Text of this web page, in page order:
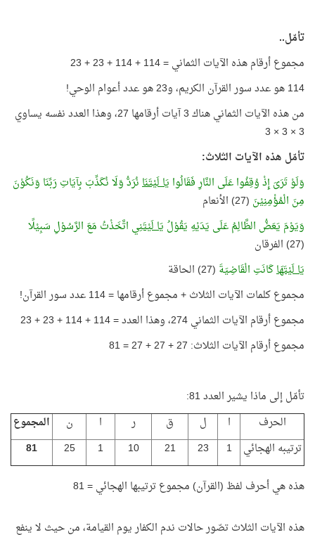
تأمّل..
مجموع أرقام هذه الآيات الثماني = 114 + 114 + 23 + 23
114 هو عدد سور القرآن الكريم، و23 هو عدد أعوام الوحي!
من هذه الآيات الثماني هناك 3 آيات أرقامها 27، وهذا العدد نفسه يساوي
3 × 3 × 3
تأمّل هذه الآيات الثلاث:
وَلَوْ تَرَىَ إِذْ وُقِفُوا عَلَى النَّارِ فَقَالُوا يَا لَيْتَنَانُرَدُّ وَلَا نُكَذِّبَ بِآيَاتِ رَبِّنَا وَنَكُوْنَ
مِنَ الْمُؤْمِنِيْنَ (27) الأنعام
وَيَوْمَ يَعَضُّ الظَّالِمُ عَلَى يَدَيْهِ يَقُوْلُ يَا لَيْتَنِي اتَّخَذْتُ مَعَ الرَّسُوْلِ سَبِيْلًا
(27) الفرقان
يَا لَيْتَهَاكَانَتِ الْقَاضِيَةَ (27) الحاقة
مجموع كلمات الآيات الثلاث + مجموع أرقامها = 114 عدد سور القرآن!
مجموع أرقام الآيات الثماني 274، وهذا العدد = 114 + 114 + 23 + 23
مجموع أرقام الآيات الثلاث: 27 + 27 + 27 = 81
تأمّل إلى ماذا يشير العدد 81:
الحرف
ا ل ق ر ا ن
المجموع
ترتيبه الهجائي
1
23
21
10
1
25
81
هذه هي أحرف لفظ (القرآن) مجموع ترتيبها الهجائي = 81
هذه الآيات الثلاث تصّور حالات ندم الكفار يوم القيامة، من حيث لا ينفع